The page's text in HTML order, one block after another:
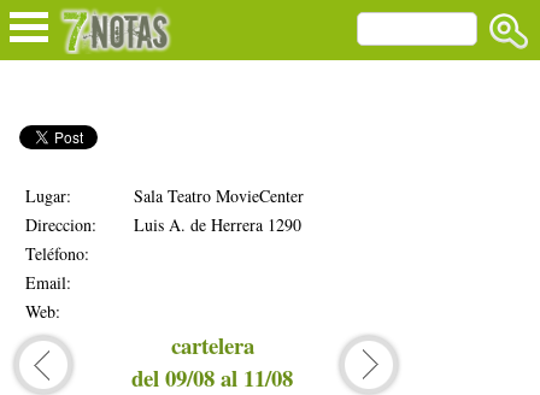
Lugar:
Sala Teatro MovieCenter
Direccion:
Luis A. de Herrera 1290
Teléfono:
Email:
Web:
cartelera
del 09/08 al 11/08